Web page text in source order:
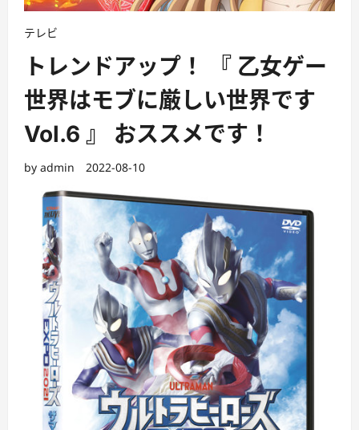
テレビ
トレンドアップ！ 『 乙女ゲー
世界はモブに厳しい世界です
Vol.6 』 おススメです！
by admin 2022-08-10